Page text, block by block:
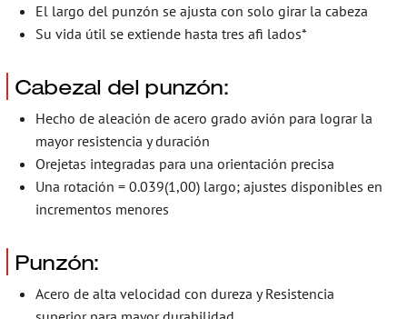
El largo del punzón se ajusta con solo girar la cabeza
Su vida útil se extiende hasta tres afi lados*
Cabezal del punzón:
Hecho de aleación de acero grado avión para lograr la
mayor resistencia y duración
Orejetas integradas para una orientación precisa
Una rotación = 0.039(1,00) largo; ajustes disponibles en
incrementos menores
Punzón:
Acero de alta velocidad con dureza y Resistencia